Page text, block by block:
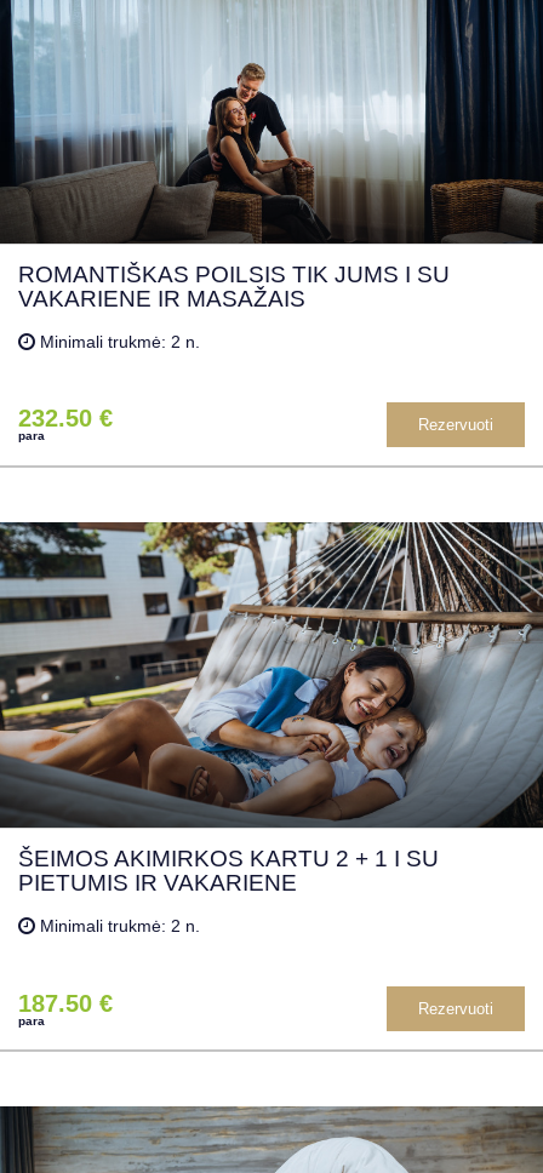
ROMANTIŠKAS POILSIS TIK JUMS I SU
VAKARIENE IR MASAŽAIS
Minimali trukmė: 2 n.
232.50 €
para
Rezervuoti
ŠEIMOS AKIMIRKOS KARTU 2 + 1 I SU
PIETUMIS IR VAKARIENE
Minimali trukmė: 2 n.
187.50 €
para
Rezervuoti